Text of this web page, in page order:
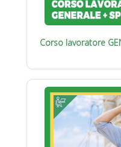
Corso lavoratore